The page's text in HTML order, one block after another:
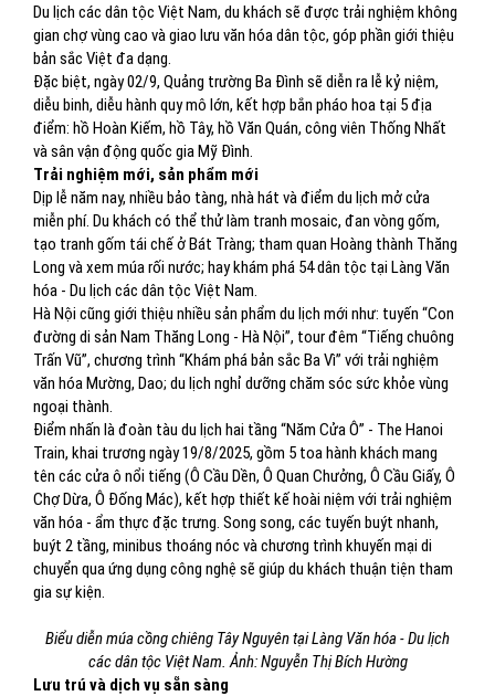
Du lịch các dân tộc Việt Nam, du khách sẽ được trải nghiệm không
gian chợ vùng cao và giao lưu văn hóa dân tộc, góp phần giới thiệu
bản sắc Việt đa dạng.
Đặc biệt, ngày 02/9, Quảng trường Ba Đình sẽ diễn ra lễ kỷ niệm,
diễu binh, diễu hành quy mô lớn, kết hợp bắn pháo hoa tại 5 địa
điểm: hồ Hoàn Kiếm, hồ Tây, hồ Văn Quán, công viên Thống Nhất
và sân vận động quốc gia Mỹ Đình.
Trải nghiệm mới, sản phẩm mới
Dịp lễ năm nay, nhiều bảo tàng, nhà hát và điểm du lịch mở cửa
miễn phí. Du khách có thể thử làm tranh mosaic, đan vòng gốm,
tạo tranh gốm tái chế ở Bát Tràng; tham quan Hoàng thành Thăng
Long và xem múa rối nước; hay khám phá 54 dân tộc tại Làng Văn
hóa - Du lịch các dân tộc Việt Nam.
Hà Nội cũng giới thiệu nhiều sản phẩm du lịch mới như: tuyến “Con
đường di sản Nam Thăng Long - Hà Nội”, tour đêm “Tiếng chuông
Trấn Vũ”, chương trình “Khám phá bản sắc Ba Vì” với trải nghiệm
văn hóa Mường, Dao; du lịch nghỉ dưỡng chăm sóc sức khỏe vùng
ngoại thành.
Điểm nhấn là đoàn tàu du lịch hai tầng “Năm Cửa Ô” - The Hanoi
Train, khai trương ngày 19/8/2025, gồm 5 toa hành khách mang
tên các cửa ô nổi tiếng (Ô Cầu Dền, Ô Quan Chưởng, Ô Cầu Giấy, Ô
Chợ Dừa, Ô Đống Mác), kết hợp thiết kế hoài niệm với trải nghiệm
văn hóa - ẩm thực đặc trưng. Song song, các tuyến buýt nhanh,
buýt 2 tầng, minibus thoáng nóc và chương trình khuyến mại di
chuyển qua ứng dụng công nghệ sẽ giúp du khách thuận tiện tham
gia sự kiện.
Biểu diễn múa cồng chiêng Tây Nguyên tại Làng Văn hóa - Du lịch
các dân tộc Việt Nam. Ảnh: Nguyễn Thị Bích Hường
Lưu trú và dịch vụ sẵn sàng